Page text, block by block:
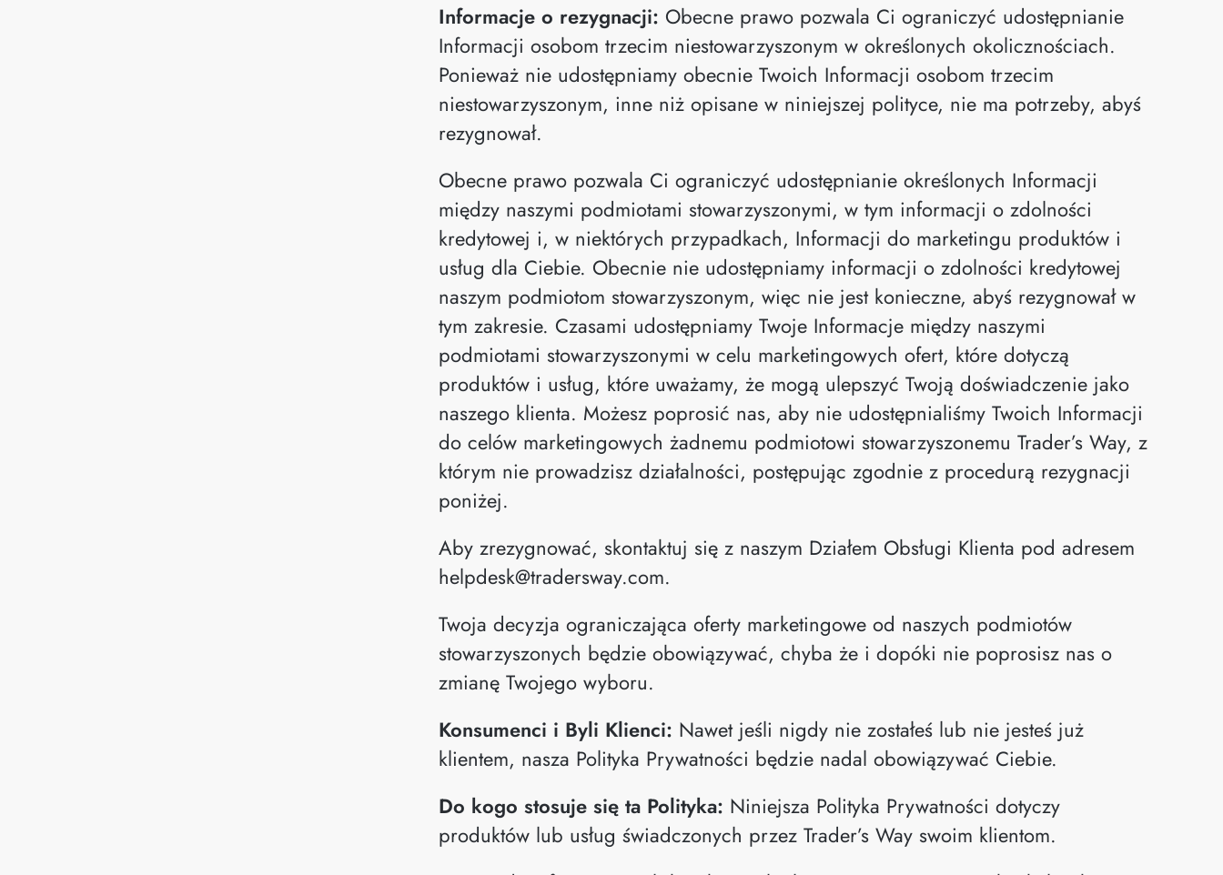
Informacje o rezygnacji: Obecne prawo pozwala Ci ograniczyć udostępnianie
Informacji osobom trzecim niestowarzyszonym w określonych okolicznościach.
Ponieważ nie udostępniamy obecnie Twoich Informacji osobom trzecim
niestowarzyszonym, inne niż opisane w niniejszej polityce, nie ma potrzeby, abyś
rezygnował.
Obecne prawo pozwala Ci ograniczyć udostępnianie określonych Informacji
między naszymi podmiotami stowarzyszonymi, w tym informacji o zdolności
kredytowej i, w niektórych przypadkach, Informacji do marketingu produktów i
usług dla Ciebie. Obecnie nie udostępniamy informacji o zdolności kredytowej
naszym podmiotom stowarzyszonym, więc nie jest konieczne, abyś rezygnował w
tym zakresie. Czasami udostępniamy Twoje Informacje między naszymi
podmiotami stowarzyszonymi w celu marketingowych ofert, które dotyczą
produktów i usług, które uważamy, że mogą ulepszyć Twoją doświadczenie jako
naszego klienta. Możesz poprosić nas, aby nie udostępnialiśmy Twoich Informacji
do celów marketingowych żadnemu podmiotowi stowarzyszonemu Trader’s Way, z
którym nie prowadzisz działalności, postępując zgodnie z procedurą rezygnacji
poniżej.
Aby zrezygnować, skontaktuj się z naszym Działem Obsługi Klienta pod adresem
helpdesk@tradersway.com.
Twoja decyzja ograniczająca oferty marketingowe od naszych podmiotów
stowarzyszonych będzie obowiązywać, chyba że i dopóki nie poprosisz nas o
zmianę Twojego wyboru.
Konsumenci i Byli Klienci: Nawet jeśli nigdy nie zostałeś lub nie jesteś już
klientem, nasza Polityka Prywatności będzie nadal obowiązywać Ciebie.
Do kogo stosuje się ta Polityka: Niniejsza Polityka Prywatności dotyczy
produktów lub usług świadczonych przez Trader’s Way swoim klientom.